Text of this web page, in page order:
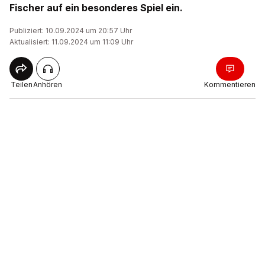
Fischer auf ein besonderes Spiel ein.
Publiziert: 10.09.2024 um 20:57 Uhr
Aktualisiert: 11.09.2024 um 11:09 Uhr
TeilenAnhören Kommentieren